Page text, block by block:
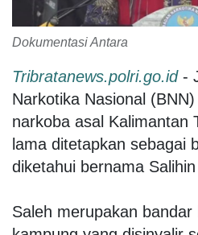
Dokumentasi Antara
Tribratanews.polri.go.id -
Narkotika Nasional
narkoba asal Kalimantan
lama ditetapkan sebagai
diketahui bernama
Saleh merupakan